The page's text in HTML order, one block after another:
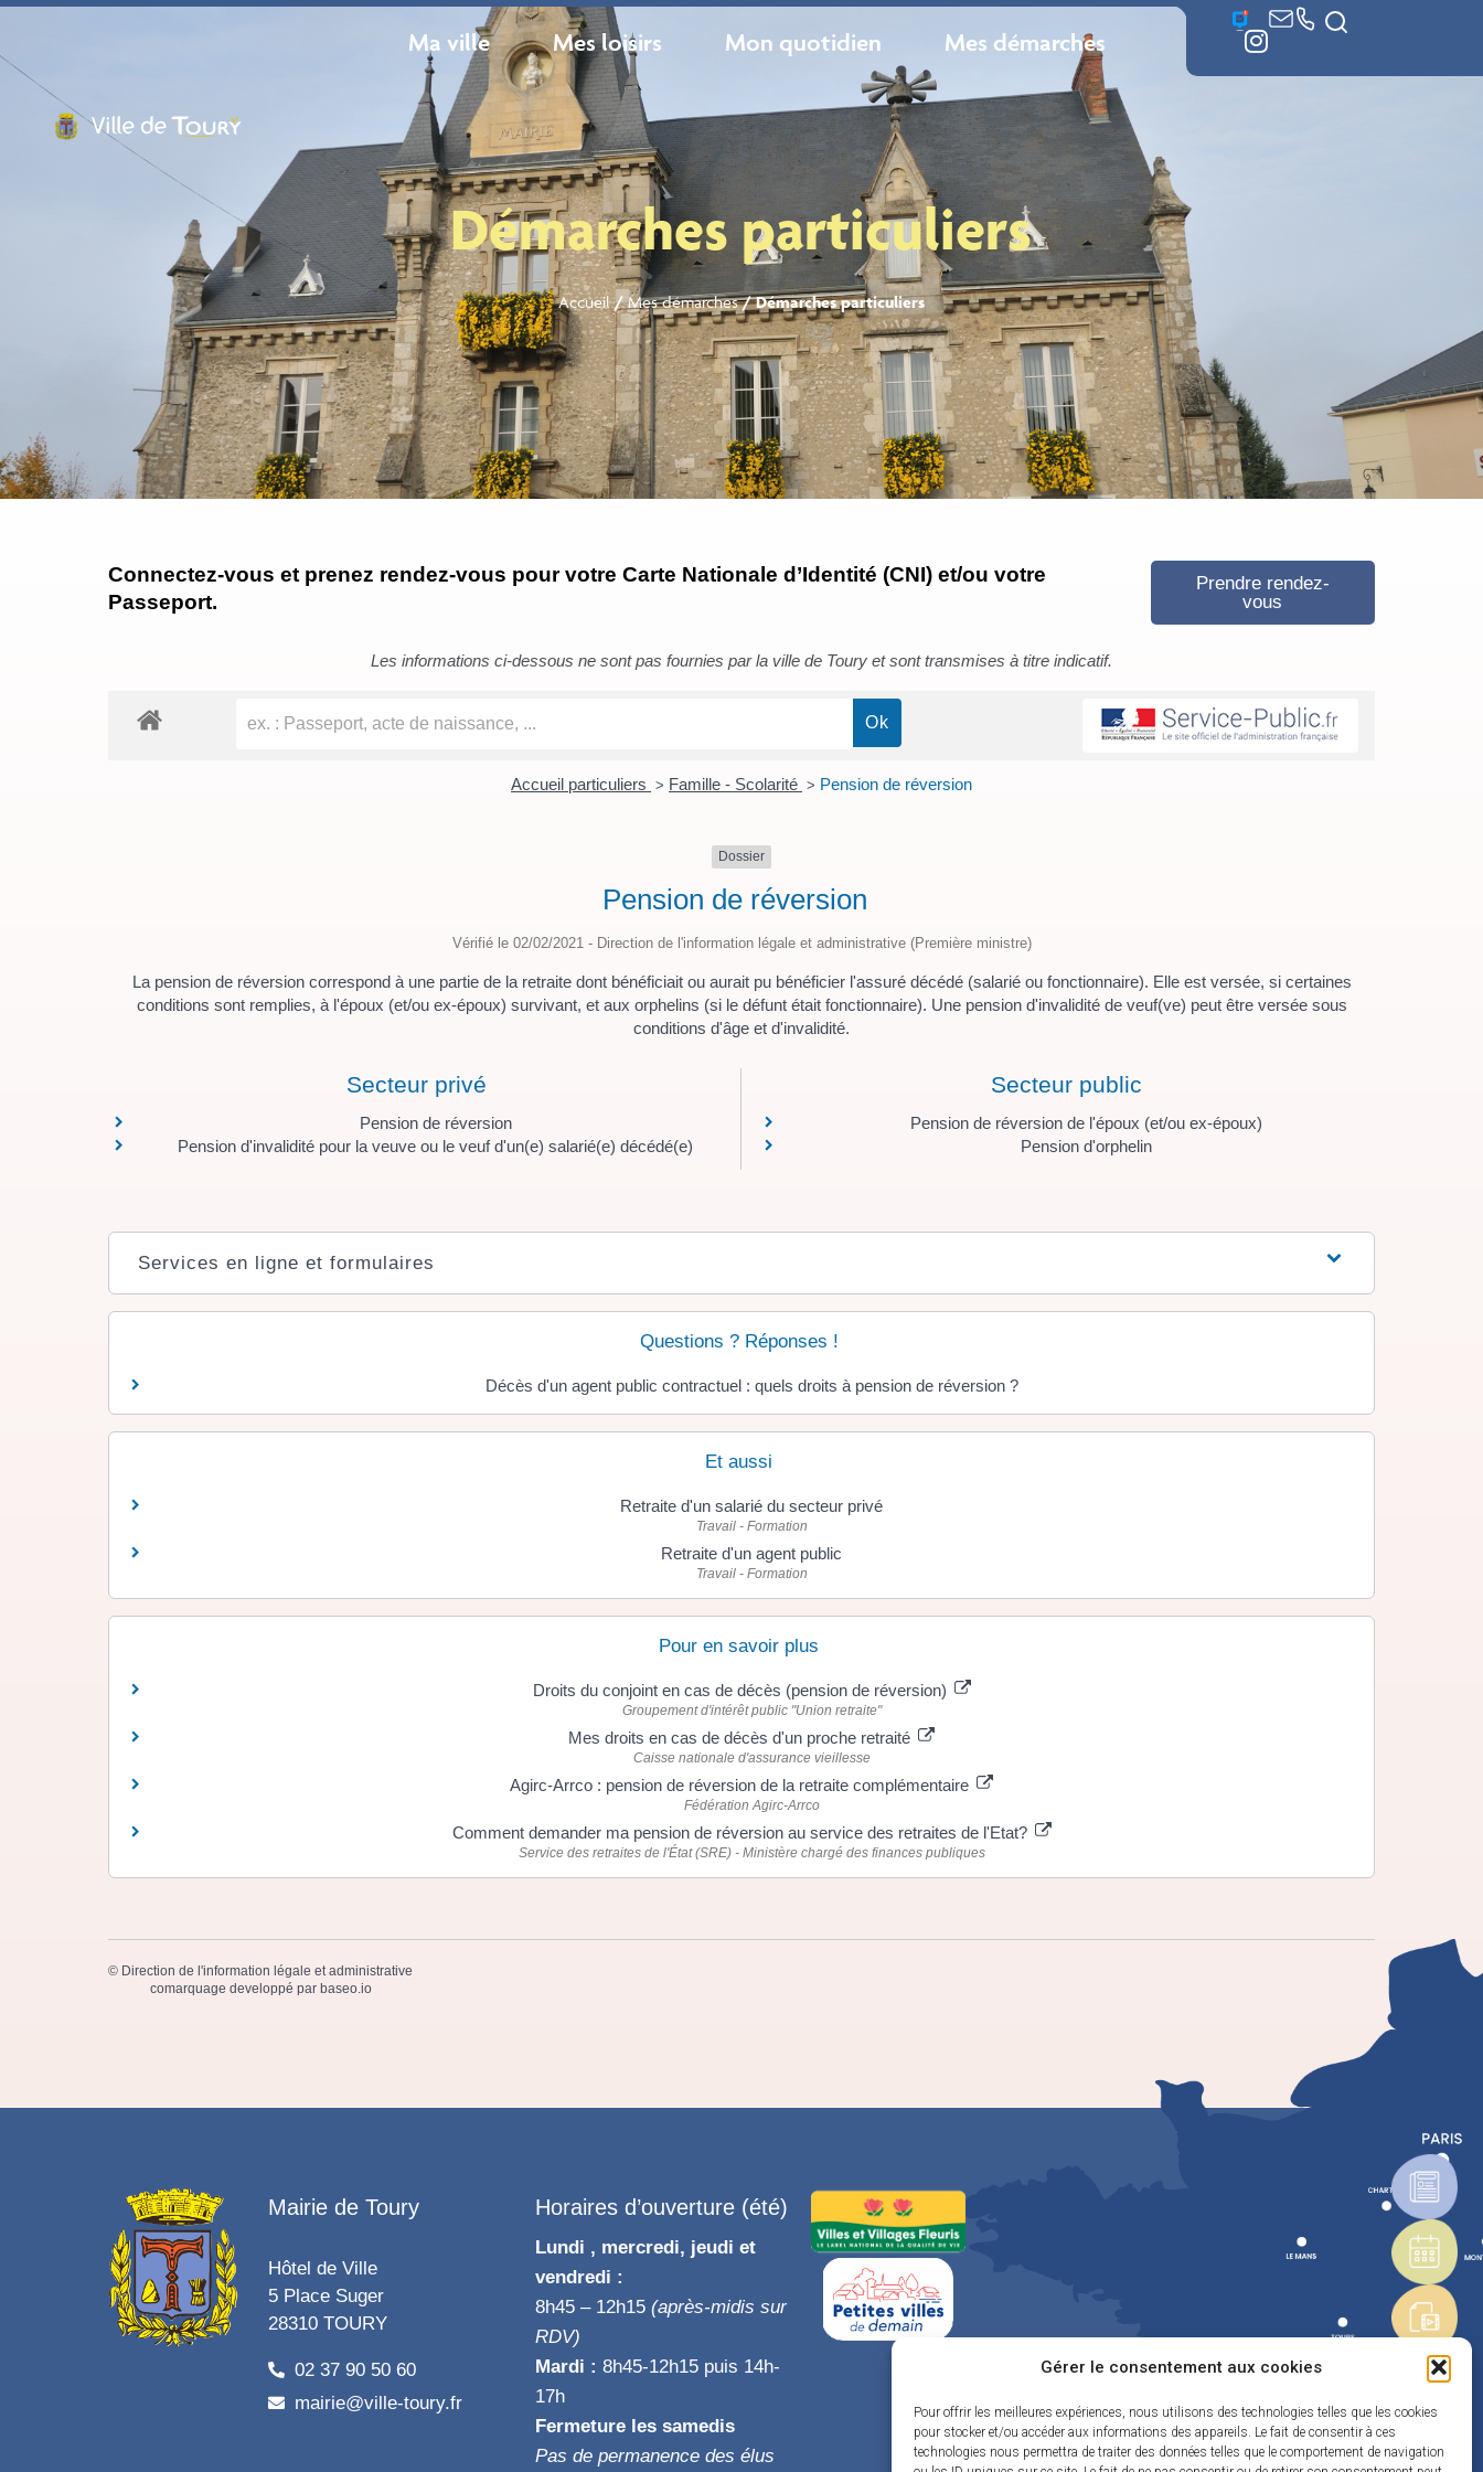
Gérer le consentement aux cookies
Pour offrir les meilleures expériences, nous utilisons des technologies telles que les cookies
pour stocker et/ou accéder aux informations des appareils. Le fait de consentir à ces
technologies nous permettra de traiter des données telles que le comportement de navigation
Ma ville Mes loisirs Mon quotidien Mes démarches
Démarches particuliers
Accueil/Mes démarches/Démarches particuliers
Connectez-vous et prenez rendez-vous pour votre Carte Nationale d’Identité (CNI) et/ou votre
Passeport.
Prendre rendez-
vous
Les informations ci-dessous ne sont pas fournies par la ville de Toury et sont transmises à titre indicatif.
Accueil particuliers > Famille - Scolarité > Pension de réversion
Dossier
Pension de réversion
Vérifié le 02/02/2021 - Direction de l'information légale et administrative (Première ministre)
La pension de réversion correspond à une partie de la retraite dont bénéficiait ou aurait pu bénéficier l'assuré décédé (salarié ou fonctionnaire). Elle est versée, si certaines
conditions sont remplies, à l'époux (et/ou ex-époux) survivant, et aux orphelins (si le défunt était fonctionnaire). Une pension d'invalidité de veuf(ve) peut être versée sous
conditions d'âge et d'invalidité.
Secteur privé
Pension de réversion
Pension d'invalidité pour la veuve ou le veuf d'un(e) salarié(e) décédé(e)
Secteur public
Pension de réversion de l'époux (et/ou ex-époux)
Pension d'orphelin
Services en ligne et formulaires
Questions ? Réponses !
Décès d'un agent public contractuel : quels droits à pension de réversion ?
Et aussi
Retraite d'un salarié du secteur privé
Travail - Formation
Retraite d'un agent public
Travail - Formation
Pour en savoir plus
Droits du conjoint en cas de décès (pension de réversion)
Groupement d'intérêt public "Union retraite"
Mes droits en cas de décès d'un proche retraité
Caisse nationale d'assurance vieillesse
Agirc-Arrco : pension de réversion de la retraite complémentaire
Fédération Agirc-Arrco
Comment demander ma pension de réversion au service des retraites de l'Etat?
Service des retraites de l'État (SRE) - Ministère chargé des finances publiques
© Direction de l'information légale et administrative
comarquage developpé par baseo.io
Mairie de Toury
Hôtel de Ville
5 Place Suger
28310 TOURY
02 37 90 50 60
mairie@ville-toury.fr
Horaires d’ouverture (été)
Lundi , mercredi, jeudi et
vendredi :
8h45 – 12h15(après-midis sur
RDV)
Mardi : 8h45-12h15 puis 14h-
17h
Fermeture les samedis
Pas de permanence des élus